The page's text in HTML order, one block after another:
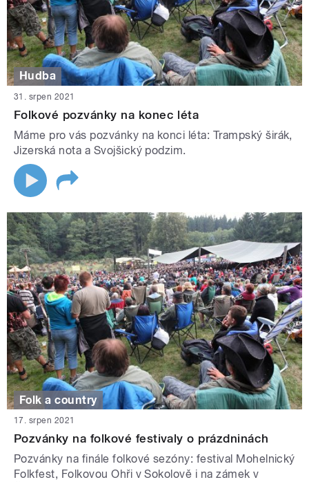
Hudba
31. srpen 2021
Folkové pozvánky na konec léta
Máme pro vás pozvánky na konci léta: Trampský širák,
Jizerská nota a Svojšický podzim.
Folk a country
17. srpen 2021
Pozvánky na folkové festivaly o prázdninách
Pozvánky na finále folkové sezóny: festival Mohelnický
Folkfest, Folkovou Ohři v Sokolově i na zámek v